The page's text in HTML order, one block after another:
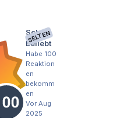
SELTEN
Sehr
beliebt
Habe 100
Reaktion
en
bekomm
en
Vor Aug
2025